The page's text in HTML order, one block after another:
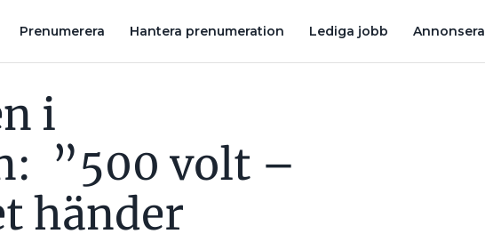
Prenumerera Hantera prenumeration Lediga jobb Annonsera
i
”500 volt –
händer
NÅGOT” KORSADE SLINGOR OCH 7 ANDRA ELFEL I GOLVVÄRMEN